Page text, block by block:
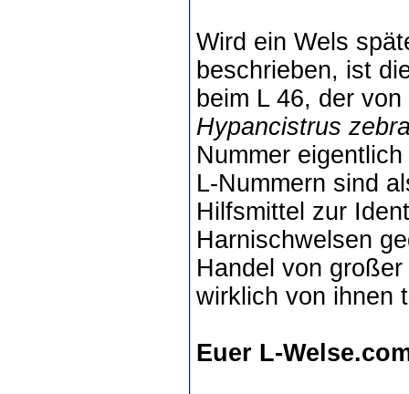
Wird ein Wels
beschrieben, ist
beim L 46, der
Hypancistrus
Nummer
L-Nummern sind
Hilfsmittel zur
Harnischwelsen
Handel von
wirklich von ihnen
Euer L-